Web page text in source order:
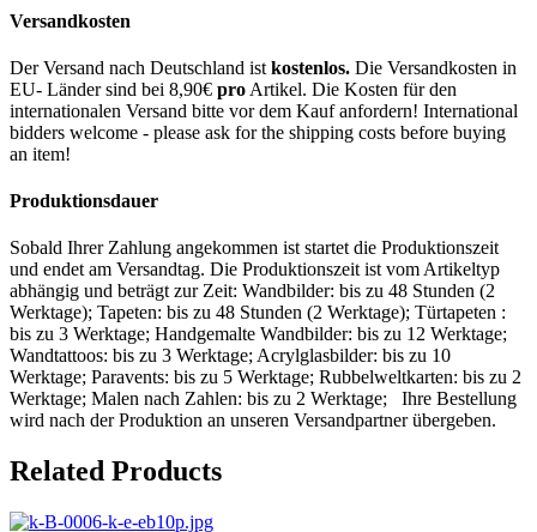
Versandkosten
Der Versand nach Deutschland ist kostenlos. Die Versandkosten in
EU- Länder sind bei 8,90€ pro Artikel. Die Kosten für den
internationalen Versand bitte vor dem Kauf anfordern! International
bidders welcome - please ask for the shipping costs before buying
an item!
Produktionsdauer
Sobald Ihrer Zahlung angekommen ist startet die Produktionszeit
und endet am Versandtag. Die Produktionszeit ist vom Artikeltyp
abhängig und beträgt zur Zeit: Wandbilder: bis zu 48 Stunden (2
Werktage); Tapeten: bis zu 48 Stunden (2 Werktage); Türtapeten :
bis zu 3 Werktage; Handgemalte Wandbilder: bis zu 12 Werktage;
Wandtattoos: bis zu 3 Werktage; Acrylglasbilder: bis zu 10
Werktage; Paravents: bis zu 5 Werktage; Rubbelweltkarten: bis zu 2
Werktage; Malen nach Zahlen: bis zu 2 Werktage; Ihre Bestellung
wird nach der Produktion an unseren Versandpartner übergeben.
Related Products